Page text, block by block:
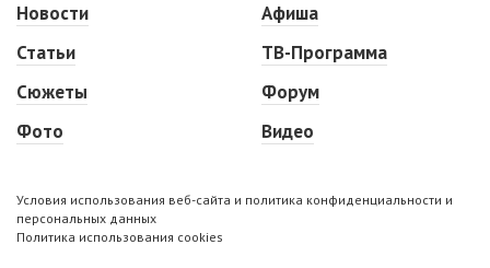
Новости
Статьи
Сюжеты
Фото
Афиша
ТВ-Программа
Форум
Видео
Условия использования веб-сайта и политика конфиденциальности и
персональных данных
Политика использования cookies